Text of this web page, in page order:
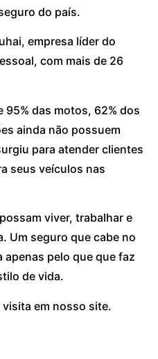
do país.
empresa líder do
com mais de 26
95% das motos, 62% dos
ainda não possuem
para atender clientes
seus veículos nas
viver, trabalhar e
Um seguro que cabe no
apenas pelo que que faz
de vida.
em nosso site.